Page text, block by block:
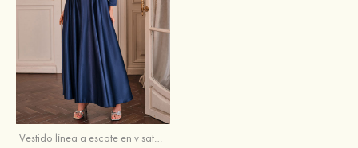
Vestido línea a escote en v satén hasta el tobillo vestido de madrina